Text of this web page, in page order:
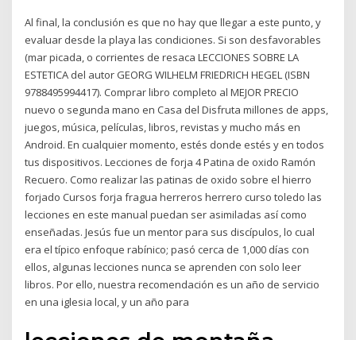
Al final, la conclusión es que no hay que llegar a este punto, y
evaluar desde la playa las condiciones. Si son desfavorables
(mar picada, o corrientes de resaca LECCIONES SOBRE LA
ESTETICA del autor GEORG WILHELM FRIEDRICH HEGEL (ISBN
9788495994417). Comprar libro completo al MEJOR PRECIO
nuevo o segunda mano en Casa del Disfruta millones de apps,
juegos, música, películas, libros, revistas y mucho más en
Android. En cualquier momento, estés donde estés y en todos
tus dispositivos. Lecciones de forja 4 Patina de oxido Ramón
Recuero. Como realizar las patinas de oxido sobre el hierro
forjado Cursos forja fragua herreros herrero curso toledo las
lecciones en este manual puedan ser asimiladas así como
enseñadas. Jesús fue un mentor para sus discípulos, lo cual
era el típico enfoque rabínico; pasó cerca de 1,000 días con
ellos, algunas lecciones nunca se aprenden con solo leer
libros. Por ello, nuestra recomendación es un año de servicio
en una iglesia local, y un año para